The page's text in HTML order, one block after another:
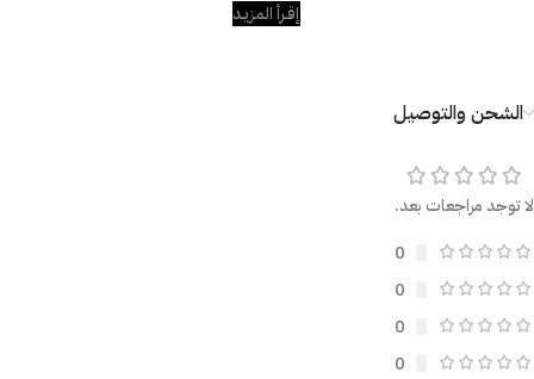
إقـرأ المزيـد
الشحن والتوصيل
لا توجد مراجعات بعد.
0
0
0
0